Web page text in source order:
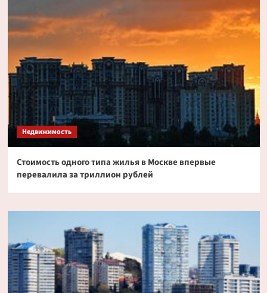
Недвижимость
Стоимость одного типа жилья в Москве впервые
перевалила за триллион рублей